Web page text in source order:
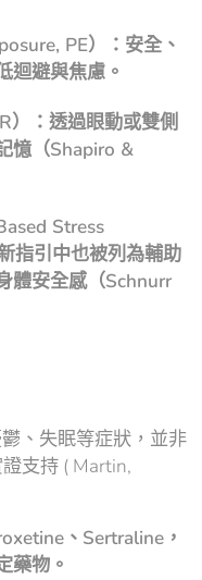
PE）：安全、
迴避與焦慮。
）：透過眼動或雙側
憶（Shapiro &
Stress
指引中也被列為輔助
體安全感（Schnurr
、失眠等症狀，並非
支持 ( Martin,
、Sertraline，
藥物。